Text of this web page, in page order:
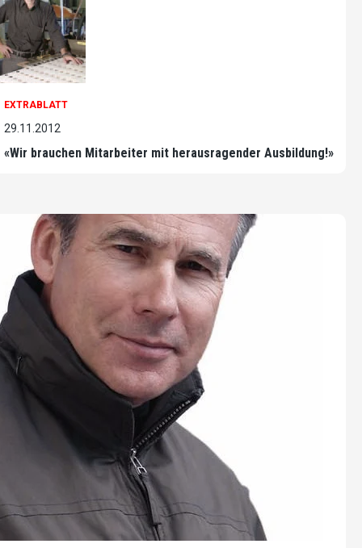
EXTRABLATT
29.11.2012
«Wir brauchen Mitarbeiter mit herausragender Ausbildung!»